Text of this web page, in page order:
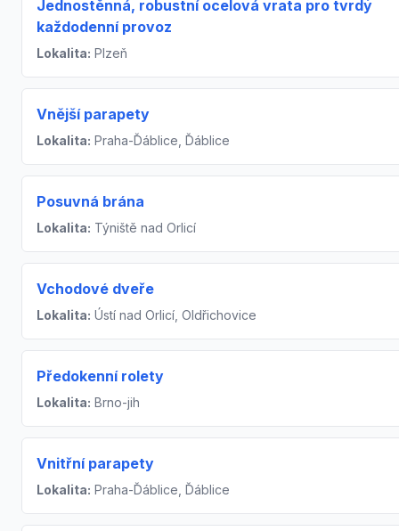
Jednostěnná, robustní ocelová vrata pro tvrdý
každodenní provoz
Lokalita: Plzeň
Vnější parapety
Lokalita: Praha-Ďáblice, Ďáblice
Posuvná brána
Lokalita: Týniště nad Orlicí
Vchodové dveře
Lokalita: Ústí nad Orlicí, Oldřichovice
Předokenní rolety
Lokalita: Brno-jih
Vnitřní parapety
Lokalita: Praha-Ďáblice, Ďáblice